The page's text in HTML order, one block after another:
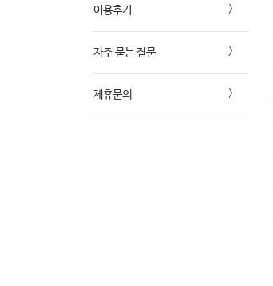
이용후기
자주 묻는 질문
제휴문의